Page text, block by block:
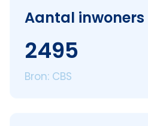
Aantal inwoners
2495
Bron: CBS